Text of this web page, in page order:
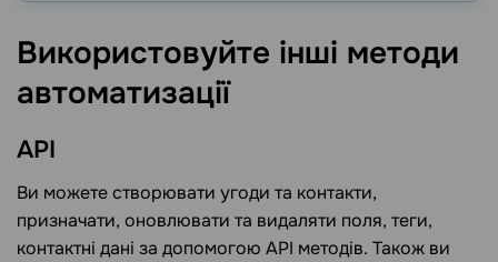
Використовуйте інші методи
автоматизації
API
Ви можете створювати угоди та контакти,
призначати, оновлювати та видаляти поля, теги,
контактні дані за допомогою API методів. Також ви